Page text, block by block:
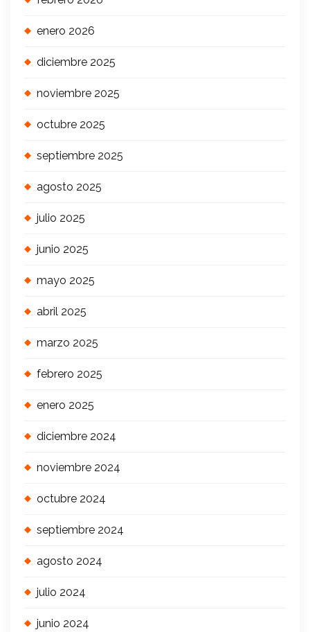
enero 2026
diciembre 2025
noviembre 2025
octubre 2025
septiembre 2025
agosto 2025
julio 2025
junio 2025
mayo 2025
abril 2025
marzo 2025
febrero 2025
enero 2025
diciembre 2024
noviembre 2024
octubre 2024
septiembre 2024
agosto 2024
julio 2024
junio 2024